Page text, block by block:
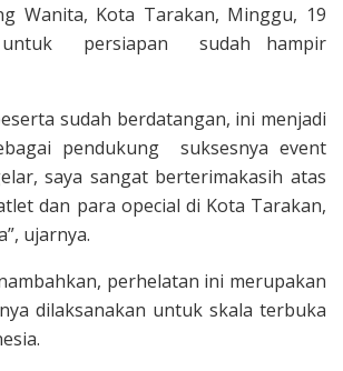
Wanita, Kota Tarakan, Minggu, 19
untuk persiapan sudah hampir
sudah berdatangan, ini menjadi
pendukung suksesnya event
saya sangat berterimakasih atas
dan para opecial di Kota Tarakan,
ujarnya.
perhelatan ini merupakan
dilaksanakan untuk skala terbuka